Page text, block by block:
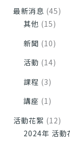
最新消息 (45)
其他 (15)
新聞 (10)
活動 (14)
課程 (3)
講座 (1)
活動花絮 (12)
2024年 活動